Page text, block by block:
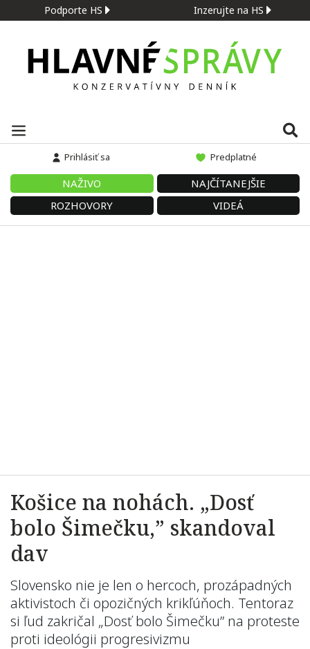
Podporte HS Inzerujte na HS
Prihlásiť sa Predplatné
NAŽIVO
NAJČÍTANEJŠIE
ROZHOVORY
VIDEÁ
Košice na nohách. „Dosť
bolo Šimečku,” skandoval
dav
Slovensko nie je len o hercoch, prozápadných
aktivistoch či opozičných krikľúňoch. Tentoraz
si ľud zakričal „Dosť bolo Šimečku” na proteste
proti ideológii progresivizmu